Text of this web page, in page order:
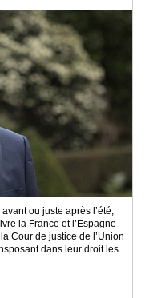
ou juste après l’été,
la France et l’Espagne
Cour de justice de l’Union
dans leur droit les..